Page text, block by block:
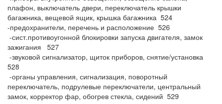
плафон, выключатель двери, переключатель крышки
багажника, вещевой ящик, крышка багажника 524
-предохранители, перечень и расположение 526
-сист.противоугонной блокировки запуска двигателя, замок
зажигания 527
-звуковой сигнализатор, щиток приборов, снятие/установка
528
-органы управления, сигнализация, поворотный
переключатель, подрулевые переключатели, центральный
замок, корректор фар, обогрев стекла, сидений 529